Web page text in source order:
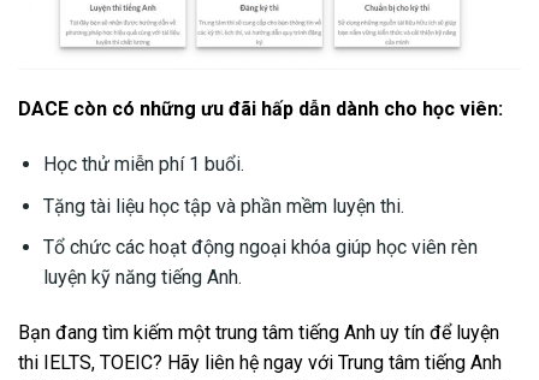
DACE còn có những ưu đãi hấp dẫn dành cho học viên:
Học thử miễn phí 1 buổi.
Tặng tài liệu học tập và phần mềm luyện thi.
Tổ chức các hoạt động ngoại khóa giúp học viên rèn
luyện kỹ năng tiếng Anh.
Bạn đang tìm kiếm một trung tâm tiếng Anh uy tín để luyện
thi IELTS, TOEIC? Hãy liên hệ ngay với Trung tâm tiếng Anh